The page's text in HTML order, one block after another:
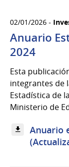
02/01/2026 -
Anuario
2024
Esta
integrantes de
Estadística de
Ministerio de
Anuario